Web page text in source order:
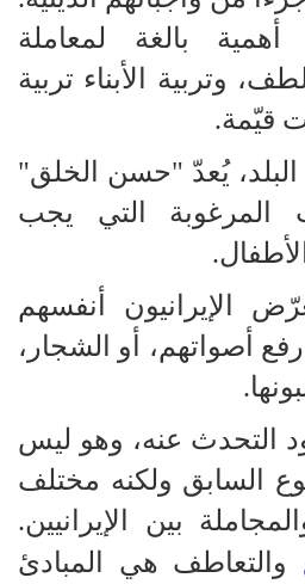
أهمية بالغة لمعاملة
وتربية الأبناء تربية
قيّمة.
يُعدّ "حسن الخلق"
المرغوبة التي يجب
الإيرانيون أنفسهم
أصواتهم، أو الشجار،
التحدث عنه، وهو ليس
السابق ولكنه مختلف
بين الإيرانيين.
والتعاطف هي المبادئ